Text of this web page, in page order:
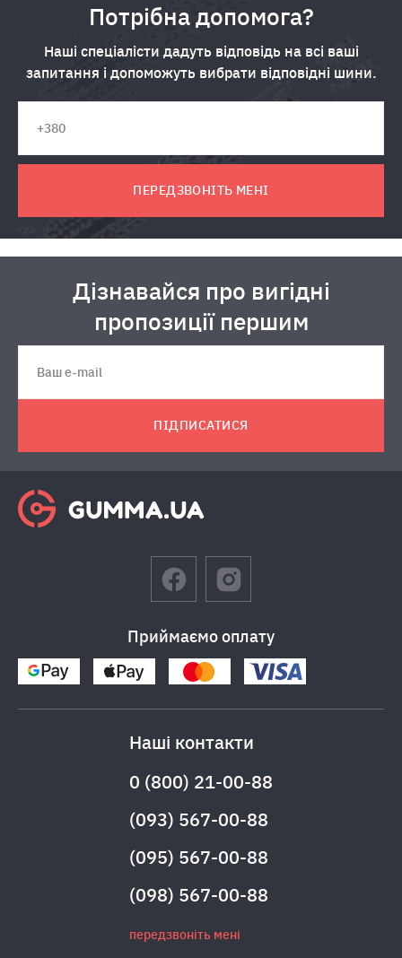
Потрібна допомога?
Наші спеціалісти дадуть відповідь на всі ваші
запитання і допоможуть вибрати відповідні шини.
ПЕРЕДЗВОНІТЬ МЕНІ
Дізнавайся про вигідні
пропозиції першим
ПІДПИСАТИСЯ
Приймаємо оплату
Наші контакти
0 (800) 21-00-88
(093) 567-00-88
(095) 567-00-88
(098) 567-00-88
передзвоніть мені